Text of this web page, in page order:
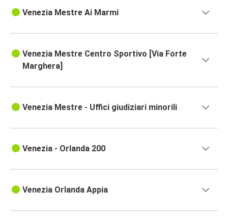
Venezia Mestre Ai Marmi
Venezia Mestre Centro Sportivo [Via Forte
Marghera]
Venezia Mestre - Uffici giudiziari minorili
Venezia - Orlanda 200
Venezia Orlanda Appia